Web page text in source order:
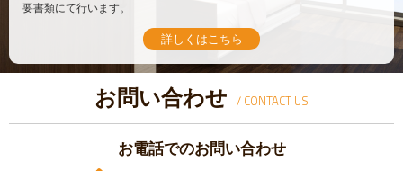
要書類にて行います。
詳しくはこちら
お問い合わせ / CONTACT US
お電話でのお問い合わせ